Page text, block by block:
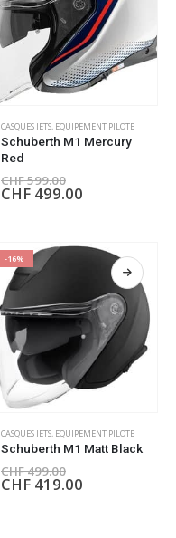
CASQUES JETS, EQUIPEMENT PILOTE
Schuberth M1 Mercury
Red
CHF599.00
CHF 499.00
-16%
CASQUES JETS, EQUIPEMENT PILOTE
Schuberth M1 Matt Black
CHF499.00
CHF 419.00